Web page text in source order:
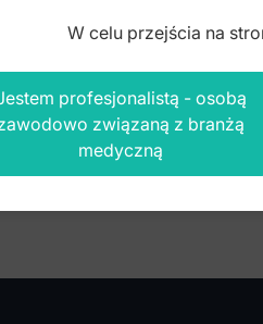
W celu przejścia na
profesjonalistą - osobą
związaną z branżą
medyczną